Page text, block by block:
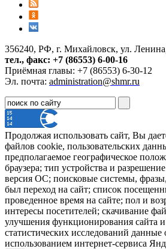
356240, РФ, г. Михайловск, ул.
тел., факс: +7 (86553) 6-00-16
Приёмная главы: +7 (86553) 6-30-12
Эл. почта: administration@shmr.ru
Продолжая использовать сайт, Вы
файлов cookie, пользовательских
предполагаемое географическое
браузера; тип устройства и
версия ОС; поисковые системы,
был переход на сайт; список
проведенное время на сайте; пол и
интересы посетителей; скачивание
улучшения функционирования сайта
статистических исследований данные
использованием интернет-сервиса